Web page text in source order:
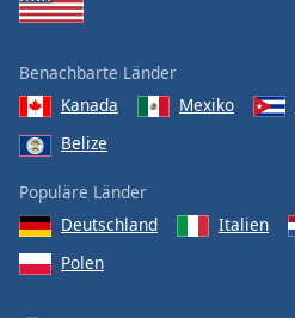
Benachbarte Länder
Kanada
Mexiko
Belize
Populäre Länder
Deutschland
Italien
Polen